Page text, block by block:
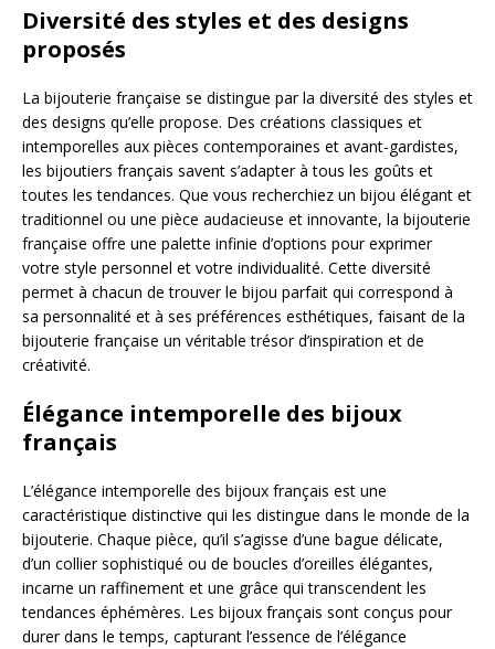
Diversité des styles et des designs
proposés
La bijouterie française se distingue par la diversité des styles et
des designs qu’elle propose. Des créations classiques et
intemporelles aux pièces contemporaines et avant-gardistes,
les bijoutiers français savent s’adapter à tous les goûts et
toutes les tendances. Que vous recherchiez un bijou élégant et
traditionnel ou une pièce audacieuse et innovante, la bijouterie
française offre une palette infinie d’options pour exprimer
votre style personnel et votre individualité. Cette diversité
permet à chacun de trouver le bijou parfait qui correspond à
sa personnalité et à ses préférences esthétiques, faisant de la
bijouterie française un véritable trésor d’inspiration et de
créativité.
Élégance intemporelle des bijoux
français
L’élégance intemporelle des bijoux français est une
caractéristique distinctive qui les distingue dans le monde de la
bijouterie. Chaque pièce, qu’il s’agisse d’une bague délicate,
d’un collier sophistiqué ou de boucles d’oreilles élégantes,
incarne un raffinement et une grâce qui transcendent les
tendances éphémères. Les bijoux français sont conçus pour
durer dans le temps, capturant l’essence de l’élégance